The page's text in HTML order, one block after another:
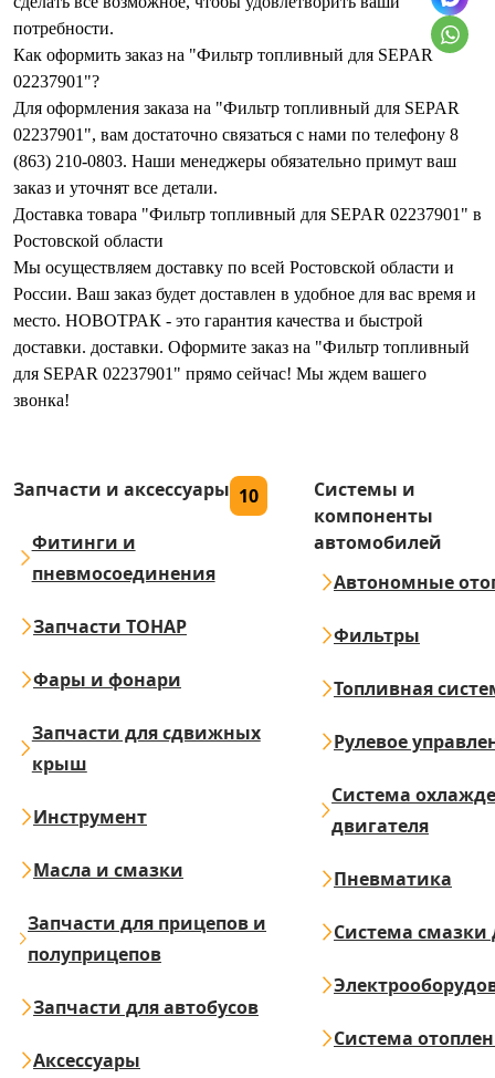
потребности.
Как оформить заказ на "Фильтр топливный для SEPAR
02237901"?
Для оформления заказа на "Фильтр топливный для SEPAR
02237901", вам достаточно связаться с нами по телефону 8
(863) 210-0803. Наши менеджеры обязательно примут ваш
заказ и уточнят все детали.
Доставка товара "Фильтр топливный для SEPAR 02237901" в
Ростовской области
Мы осуществляем доставку по всей Ростовской области и
России. Ваш заказ будет доставлен в удобное для вас время и
место. НОВОТРАК - это гарантия качества и быстрой
доставки. доставки. Оформите заказ на "Фильтр топливный
для SEPAR 02237901" прямо сейчас! Мы ждем вашего
звонка!
Запчасти и аксессуары 10
Фитинги и
пневмосоединения
Запчасти ТОНАР
Фары и фонари
Запчасти для сдвижных
крыш
Инструмент
Масла и смазки
Запчасти для прицепов и
полуприцепов
Запчасти для автобусов
Аксессуары
Системы и
компоненты
автомобилей
Автономные
Фильтры
Топливная
Рулевое
Система
двигателя
Пневматика
Система смазки
Система